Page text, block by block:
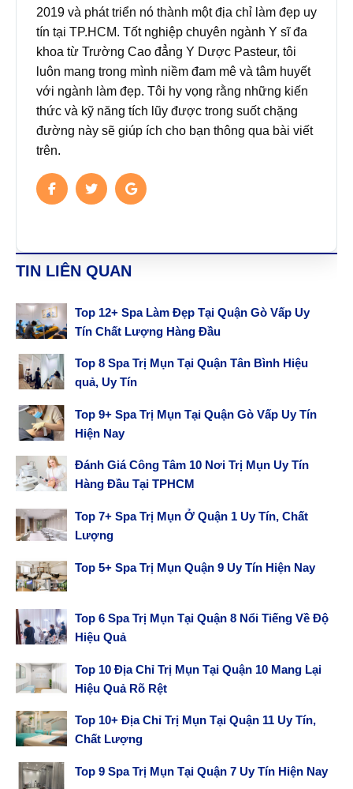
2019 và phát triển nó thành một địa chỉ làm đẹp uy
tín tại TP.HCM. Tốt nghiệp chuyên ngành Y sĩ đa
khoa từ Trường Cao đẳng Y Dược Pasteur, tôi
luôn mang trong mình niềm đam mê và tâm huyết
với ngành làm đẹp. Tôi hy vọng rằng những kiến
thức và kỹ năng tích lũy được trong suốt chặng
đường này sẽ giúp ích cho bạn thông qua bài viết
trên.
TIN LIÊN QUAN
Top 12+ Spa Làm Đẹp Tại Quận Gò Vấp Uy
Tín Chất Lượng Hàng Đầu
Top 8 Spa Trị Mụn Tại Quận Tân Bình Hiệu
quả, Uy Tín
Top 9+ Spa Trị Mụn Tại Quận Gò Vấp Uy Tín
Hiện Nay
Đánh Giá Công Tâm 10 Nơi Trị Mụn Uy Tín
Hàng Đầu Tại TPHCM
Top 7+ Spa Trị Mụn Ở Quận 1 Uy Tín, Chất
Lượng
Top 5+ Spa Trị Mụn Quận 9 Uy Tín Hiện Nay
Top 6 Spa Trị Mụn Tại Quận 8 Nổi Tiếng Về Độ
Hiệu Quả
Top 10 Địa Chỉ Trị Mụn Tại Quận 10 Mang Lại
Hiệu Quả Rõ Rệt
Top 10+ Địa Chỉ Trị Mụn Tại Quận 11 Uy Tín,
Chất Lượng
Top 9 Spa Trị Mụn Tại Quận 7 Uy Tín Hiện Nay